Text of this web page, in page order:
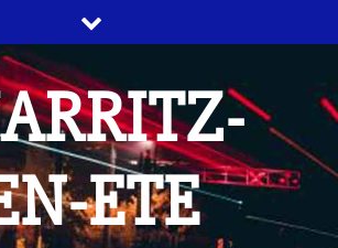
ETE